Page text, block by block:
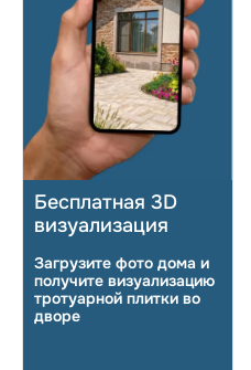
Бесплатная 3D
визуализация
Загрузите фото дома и
получите визуализацию
тротуарной плитки во
дворе